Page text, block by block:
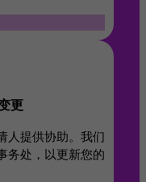
更​
人提供协助。我们
务处，以更新您的